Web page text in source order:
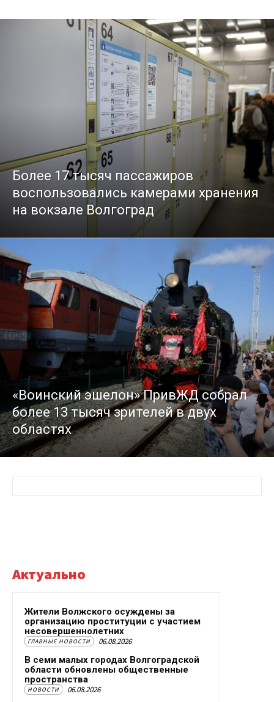
Более 17 тысяч пассажиров
воспользовались камерами хранения
на вокзале Волгоград
«Воинский эшелон» ПривЖД собрал
более 13 тысяч зрителей в двух
областях
Актуально
Жители Волжского осуждены за
организацию проституции с участием
несовершеннолетних
ГЛАВНЫЕ НОВОСТИ 06.08.2026
В семи малых городах Волгоградской
области обновлены общественные
пространства
НОВОСТИ 06.08.2026